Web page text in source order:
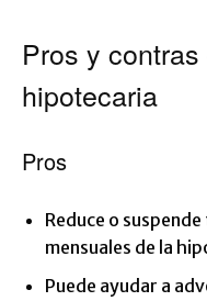
Pros y
hipotecaria
Pros
Reduce o
mensuales de la
Puede ayudar a